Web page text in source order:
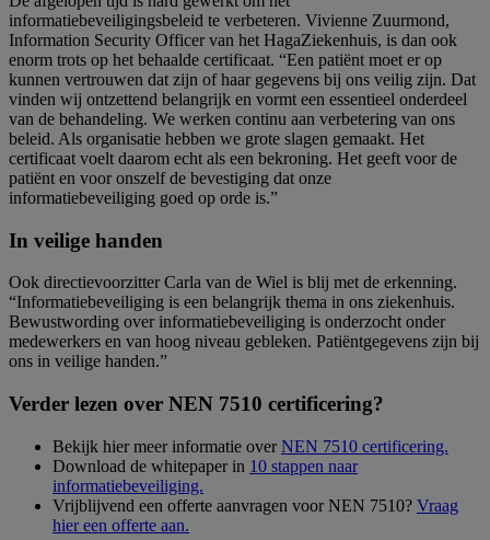
informatiebeveiligingsbeleid te verbeteren. Vivienne Zuurmond,
Information Security Officer van het HagaZiekenhuis, is dan ook
enorm trots op het behaalde certificaat. “Een patiënt moet er op
kunnen vertrouwen dat zijn of haar gegevens bij ons veilig zijn. Dat
vinden wij ontzettend belangrijk en vormt een essentieel onderdeel
van de behandeling. We werken continu aan verbetering van ons
beleid. Als organisatie hebben we grote slagen gemaakt. Het
certificaat voelt daarom echt als een bekroning. Het geeft voor de
patiënt en voor onszelf de bevestiging dat onze
informatiebeveiliging goed op orde is.”
In veilige handen
Ook directievoorzitter Carla van de Wiel is blij met de erkenning.
“Informatiebeveiliging is een belangrijk thema in ons ziekenhuis.
Bewustwording over informatiebeveiliging is onderzocht onder
medewerkers en van hoog niveau gebleken. Patiëntgegevens zijn bij
ons in veilige handen.”
Verder lezen over NEN 7510 certificering?
Bekijk hier meer informatie overNEN 7510 certificering.
Download de whitepaper in 10 stappen naar
informatiebeveiliging.
Vrijblijvend een offerte aanvragen voor NEN 7510? Vraag
hier een offerte aan.